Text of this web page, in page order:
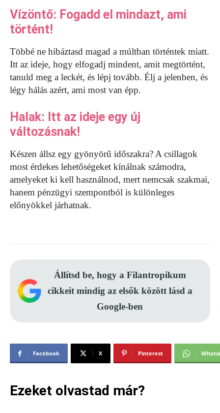
Vízöntő: Fogadd el mindazt, ami
történt!
Többé ne hibáztasd magad a múltban történtek miatt.
Itt az ideje, hogy elfogadj mindent, amit megtörtént,
tanuld meg a leckét, és lépj tovább. Élj a jelenben, és
légy hálás azért, ami most van épp.
Halak: Itt az ideje egy új
változásnak!
Készen állsz egy gyönyörű időszakra? A csillagok
most érdekes lehetőségeket kínálnak számodra,
amelyeket ki kell használnod, mert nemcsak szakmai,
hanem pénzügyi szempontból is különleges
előnyökkel járhatnak.
Állítsd be, hogy a Filantropikum
cikkeit mindig az elsők között lásd a
Google-ben
Facebook X Pinterest
Ezeket olvastad már?